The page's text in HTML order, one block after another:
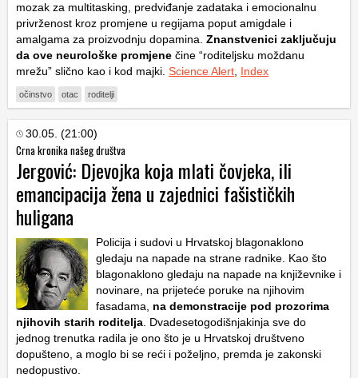
mozak za multitasking, predviđanje zadataka i emocionalnu
privrženost kroz promjene u regijama poput amigdale i
amalgama za proizvodnju dopamina. Znanstvenici zaključuju
da ove neurološke promjene čine “roditeljsku moždanu
mrežu” slično kao i kod majki. Science Alert Index
očinstvo otac roditelji
30.05. (21:00)
Crna kronika našeg društva
Jergović: Djevojka koja mlati čovjeka, ili
emancipacija žena u zajednici fašističkih
huligana
Policija i sudovi u Hrvatskoj blagonaklono
gledaju na napade na strane radnike. Kao što
blagonaklono gledaju na napade na književnike i
novinare, na prijeteće poruke na njihovim
fasadama, na demonstracije pod prozorima
njihovih starih roditelja . Dvadesetogodišnjakinja sve do
jednog trenutka radila je ono što je u Hrvatskoj društveno
dopušteno, a moglo bi se reći i poželjno, premda je zakonski
nedopustivo.